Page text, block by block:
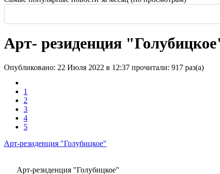
Арт- резиденция
Опубликовано: 22 Июля 2022 в 12:37 прочитали: 917 раз(а)
1
2
3
4
5
Арт-резиденция "Голубицкое"
Арт-резиденция "Голубицкое"